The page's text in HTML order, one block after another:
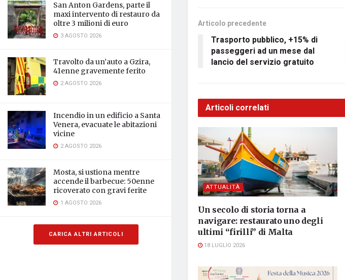
San Anton Gardens, parte il
maxi intervento di restauro da
oltre 3 milioni di euro
3 AGOSTO 2026
Travolto da un’auto a Gzira,
41enne gravemente ferito
2 AGOSTO 2026
Incendio in un edificio a Santa
Venera, evacuate le abitazioni
vicine
2 AGOSTO 2026
Mosta, si ustiona mentre
accende il barbecue: 50enne
ricoverato con gravi ferite
1 AGOSTO 2026
CARICA ALTRI ARTICOLI
Articolo precedente
Trasporto pubblico, +15% di
passeggeri ad un mese dal
lancio del servizio gratuito
Articoli correlati
ATTUALITÀ
Un secolo di storia torna a
navigare: restaurato uno degli
ultimi “firilli” di Malta
18 LUGLIO 2026